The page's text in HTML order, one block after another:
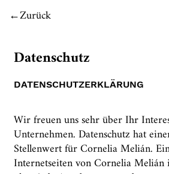
Zurück
Datenschutz
DATENSCHUTZERKLÄRUNG
Wir freuen uns sehr über Ihr
Unternehmen. Datenschutz hat
Stellenwert für Cornelia Melián.
Internetseiten von Cornelia Melián